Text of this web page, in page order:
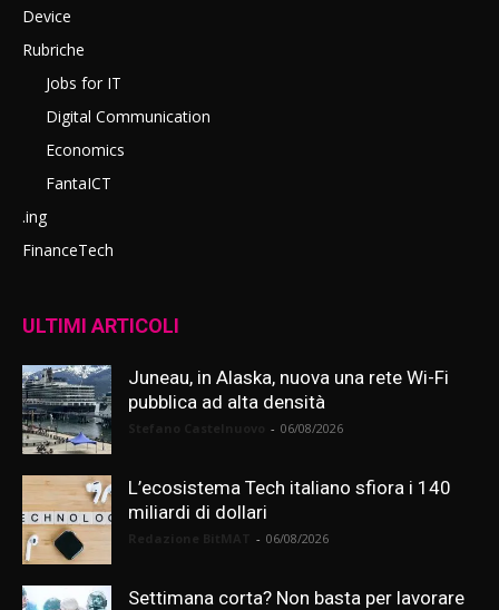
Device
Rubriche
Jobs for IT
Digital Communication
Economics
FantaICT
.ing
FinanceTech
ULTIMI ARTICOLI
Juneau, in Alaska, nuova una rete Wi-Fi
pubblica ad alta densità
- 06/08/2026
L’ecosistema Tech italiano sfiora i 140
miliardi di dollari
- 06/08/2026
Settimana corta? Non basta per lavorare